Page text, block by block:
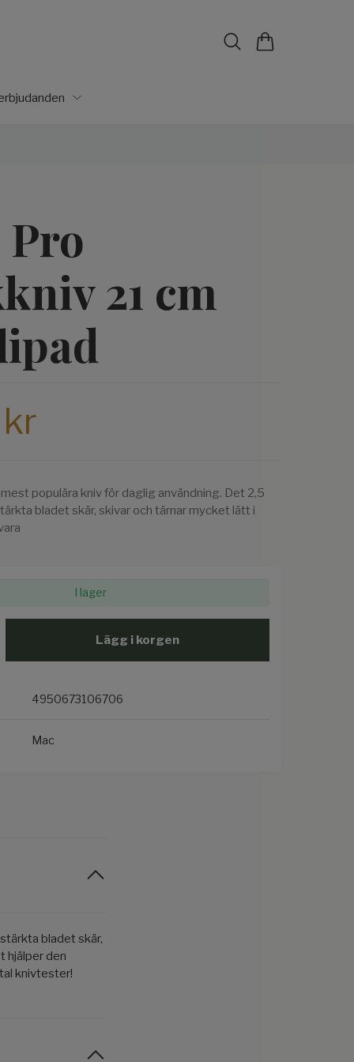
21 cm
populära kniv för daglig användning. Det 2,5
bladet skär, skivar och tärnar mycket lätt i
I lager
Lägg i korgen
4950673106706
Mac
bladet skär,
hjälper den
knivtester!